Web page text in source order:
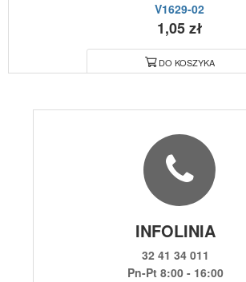
V1629-02
1,05 zł
DO KOSZYKA
INFOLINIA
32 41 34 011
Pn-Pt 8:00 - 16:00